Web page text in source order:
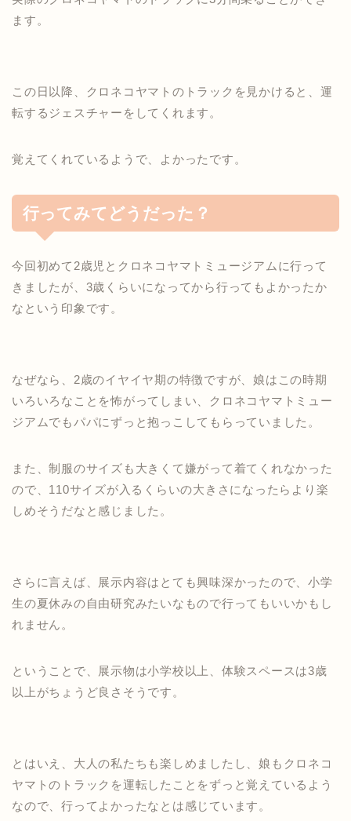
ます。
この日以降、クロネコヤマトのトラックを見かけると、運
転するジェスチャーをしてくれます。
覚えてくれているようで、よかったです。
行ってみてどうだった？
今回初めて2歳児とクロネコヤマトミュージアムに行って
きましたが、3歳くらいになってから行ってもよかったか
なという印象です。
なぜなら、2歳のイヤイヤ期の特徴ですが、娘はこの時期
いろいろなことを怖がってしまい、クロネコヤマトミュー
ジアムでもパパにずっと抱っこしてもらっていました。
また、制服のサイズも大きくて嫌がって着てくれなかった
ので、110サイズが入るくらいの大きさになったらより楽
しめそうだなと感じました。
さらに言えば、展示内容はとても興味深かったので、小学
生の夏休みの自由研究みたいなもので行ってもいいかもし
れません。
ということで、展示物は小学校以上、体験スペースは3歳
以上がちょうど良さそうです。
とはいえ、大人の私たちも楽しめましたし、娘もクロネコ
ヤマトのトラックを運転したことをずっと覚えているよう
なので、行ってよかったなとは感じています。